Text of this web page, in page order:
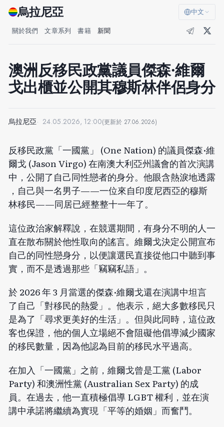
烏拉尼亞 中文
關於我們 文章系列 書籍 新聞
澳洲反移民政黨議員傑森·維爾
戈出櫃並公開其穆斯林伴侶身分
烏拉尼亞 24.05.2026, 12:00(更新於 27.06.2026)
反移民政黨「一國黨」 (One Nation) 的議員傑森·維
爾戈 (Jason Virgo) 在南澳大利亞州議會的首次演講
中，公開了自己同性戀者的身分。他眼含熱淚地透露
，自己與一名男子——一位來自印度尼西亞的穆斯
林移民——同居已經整整十一年了。
這位政治家解釋說，在競選期間，有身分不明的人一
直在散布關於他性取向的謠言。維爾戈決定公開宣布
自己的同性戀身分，以便讓選民直接從他口中聽到事
實，而不是透過那些「竊竊私語」。
於 2026 年 3 月當選的傑森·維爾戈還在演講中坦言
了自己「對移民的熱愛」。他表示，絕大多數移民只
是為了「尋求更美好的生活」。但與此同時，這位政
客也保證，他的個人立場絕不會阻礙他倡導減少國家
的移民數量，因為他認為目前的移民水平過高。
在加入「一國黨」之前，維爾戈曾是工黨 (Labor
Party) 和澳洲性黨 (Australian Sex Party) 的成
員。在過去，他一直積極倡導 LGBT 權利，並在演
講中承諾將繼續為實現「平等的婚姻」而奮鬥。